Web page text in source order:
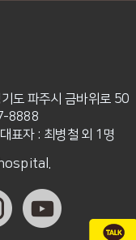
도 파주시 금바위로 50
8888
대표자 : 최병철 외 1명